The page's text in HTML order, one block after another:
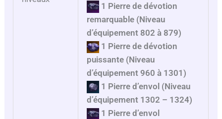
1 Pierre de dévotion
remarquable (Niveau
d’équipement 802 à 879)
1 Pierre de dévotion
puissante (Niveau
d’équipement 960 à 1301)
1 Pierre d’envol (Niveau
d’équipement 1302 – 1324)
1 Pierre d’envol